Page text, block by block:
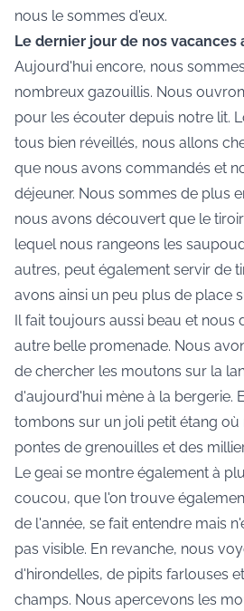
nous le sommes d'eux.
Le dernier jour de nos vacances
Aujourd'hui encore, nous
nombreux gazouillis. Nous
pour les écouter depuis notre lit.
tous bien réveillés, nous allons
que nous avons commandés et
déjeuner. Nous sommes de plus
nous avons découvert que le
lequel nous rangeons les
autres, peut également servir de
avons ainsi un peu plus de place
Il fait toujours aussi beau et nous
autre belle promenade. Nous
de chercher les moutons sur la
d'aujourd'hui mène à la bergerie.
tombons sur un joli petit étang
pontes de grenouilles et des
Le geai se montre également à
coucou, que l'on trouve
de l'année, se fait entendre mais
pas visible. En revanche, nous
d'hirondelles, de pipits farlouses
champs. Nous apercevons les